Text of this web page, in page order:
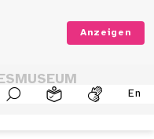
Anzeigen
En